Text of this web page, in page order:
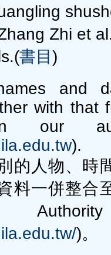
Zhi et
書目 )
and
with that
our
).
的人物、時
料一併整合
)。